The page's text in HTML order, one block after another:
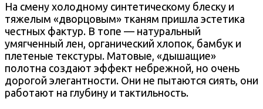
На смену холодному синтетическому блеску и
тяжелым «дворцовым» тканям пришла эстетика
честных фактур. В топе — натуральный
умягченный лен, органический хлопок, бамбук и
плетеные текстуры. Матовые, «дышащие»
полотна создают эффект небрежной, но очень
дорогой элегантности. Они не пытаются сиять, они
работают на глубину и тактильность.